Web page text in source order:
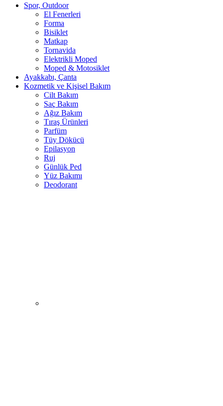
Spor, Outdoor
El Fenerleri
Forma
Bisiklet
Matkap
Tornavida
Elektrikli Moped
Moped & Motosiklet
Ayakkabı, Çanta
Kozmetik ve Kişisel Bakım
Cilt Bakım
Saç Bakım
Ağız Bakım
Tıraş Ürünleri
Parfüm
Tüy Dökücü
Epilasyon
Ruj
Günlük Ped
Yüz Bakımı
Deodorant